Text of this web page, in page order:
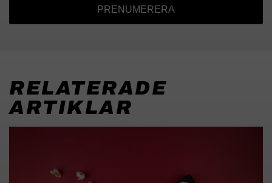
PRENUMERERA
RELATERADE
ARTIKLAR